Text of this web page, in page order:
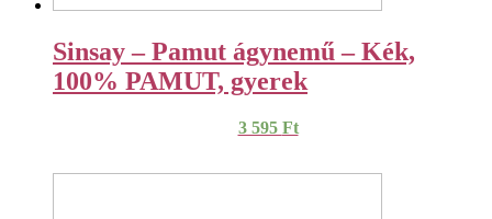
Sinsay – Pamut ágynemű – Kék,
100% PAMUT, gyerek
3 595 Ft